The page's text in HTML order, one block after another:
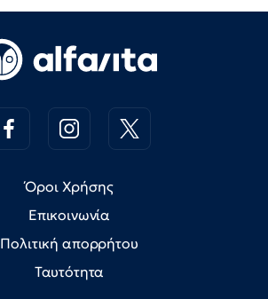
Όροι Χρήσης
Επικοινωνία
Πολιτική απορρήτου
Ταυτότητα